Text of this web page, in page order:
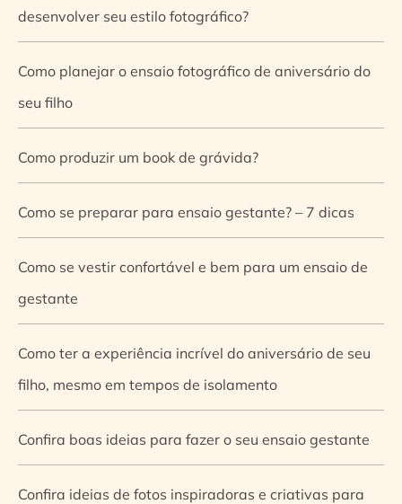
desenvolver seu estilo fotográfico?
Como planejar o ensaio fotográfico de aniversário do
seu filho
Como produzir um book de grávida?
Como se preparar para ensaio gestante? – 7 dicas
Como se vestir confortável e bem para um ensaio de
gestante
Como ter a experiência incrível do aniversário de seu
filho, mesmo em tempos de isolamento
Confira boas ideias para fazer o seu ensaio gestante
Confira ideias de fotos inspiradoras e criativas para